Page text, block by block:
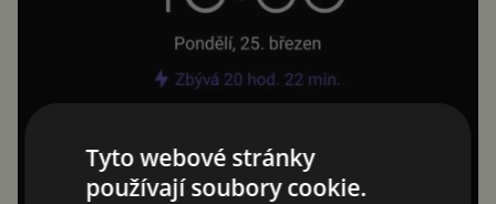
Tyto webové stránky
používají soubory cookie.